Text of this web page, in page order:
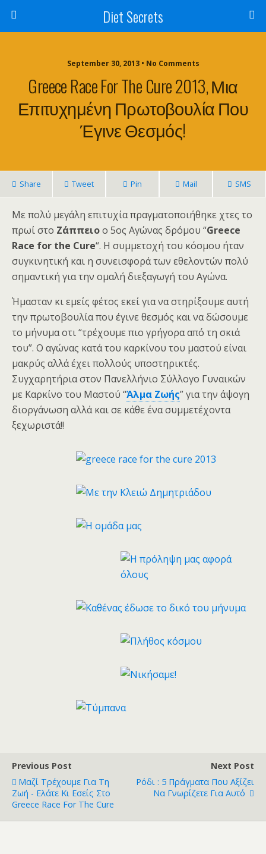
Diet Secrets
September 30, 2013 • No Comments
Greece Race For The Cure 2013, Μια
Επιτυχημένη Πρωτοβουλία Που
Έγινε Θεσμός!
Share Tweet Pin Mail SMS
Με πολύ μεγάλη επιτυχία πραγματοποιήθηκε χτες το
πρωί στο Ζάππειοο 5ος Αγώνας δρόμου “Greece
Race for the Cure“. Η συμμετοχή του κόσμου ήταν
συγκινητική και η συνεισφορά των εθελοντών πολύ
σημαντική για την ομαλή διεξαγωγή του Αγώνα.
Ήμασταν κι εμείς φέτος εκεί για να στηρίξουμε αυτή
την πρωτοβουλία που έγινε θεσμός και να δώσουμε
το μήνυμα οτι “τρέχουμε πιο γρήγορα από τη σκιά
του”. Ο αγώνας κατά του καρκίνου του μαστού είναι
μακρύς αλλά έχει πολλούς υποστηρικτές.
Συγχαρητήρια στον Πανελλήνιο Σύλλογο Γυναικών
με Καρκίνο του Μαστού “Άλμα Ζωής” για την άψογη
διοργάνωση αλλά και σε κάθε ένα συμμετέχοντα
ξεχωριστά!!
Previous Post
Μαζί Τρέχουμε Για Τη
Ζωή - Ελάτε Κι Εσείς Στο
Greece Race For The Cure
Next Post
Ρόδι : 5 Πράγματα Που Αξίζει
Να Γνωρίζετε Για Αυτό